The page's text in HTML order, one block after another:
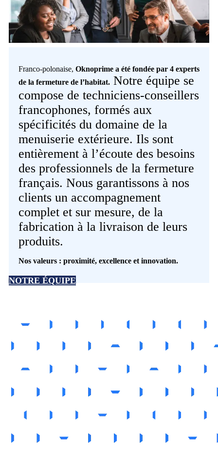
Franco-polonaise, Oknoprime a été fondée par 4 experts
de la fermeture de l’habitat. Notre équipe se
compose de techniciens-conseillers
francophones, formés aux
spécificités du domaine de la
menuiserie extérieure. Ils sont
entièrement à l’écoute des besoins
des professionnels de la fermeture
français. Nous garantissons à nos
clients un accompagnement
complet et sur mesure, de la
fabrication à la livraison de leurs
produits.
Nos valeurs : proximité, excellence et innovation.
NOTRE ÉQUIPE